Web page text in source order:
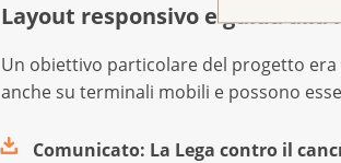
Layout responsivo e guida
Un obiettivo particolare del progetto era
anche su terminali mobili e possono
Comunicato: La Lega contro il